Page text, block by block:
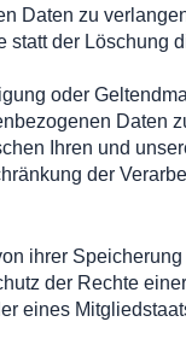
Daten zu
der Löschung
oder
Daten
Ihren und
der
ihrer
der Rechte
eines